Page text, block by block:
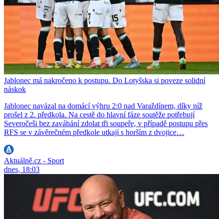
Jablonec má nakročeno k postupu. Do Lotyšska si poveze solidní
náskok
Jablonec navázal na domácí výhru 2:0 nad Varaždínem, díky níž
prošel z 2. předkola. Na cestě do hlavní fáze soutěže potřebují
Severočeši bez zaváhání zdolat tři soupeře, v případě postupu přes
RFS se v závěrečném předkole utkají s horším z dvojice…
Aktuálně.cz - Sport
dnes, 18:03